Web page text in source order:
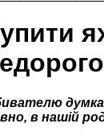
думка
в нашій